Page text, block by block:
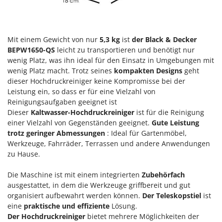
Klimaanlagen – Klimageräte
Knochensägen
Kompressoren - elektrisch
Kompressoren für Ernte und Baumschnitt
Kreiseleggen
Küchenreiben - elektrisch
Kükenaufzuchtboxen
L
Laderampe aus Aluminium
Laubsauger - Laubbläser
Luftentfeuchter
Luftkühler
EcoFlow
Edilmark
Effeuno
Einhell
Elegen
Energy Gruppi
Enotecnica Pillan
Eschenfelder
EuroMech
Eurosystems
F
FAC
Fama Industrie
Mit einem Gewicht von nur 5,3 kg ist der Black & Decker
BEPW1650-QS leicht zu transportieren und benötigt nur
wenig Platz, was ihn ideal für den Einsatz in Umgebungen mit
wenig Platz macht. Trotz seines kompakten Designs geht
dieser Hochdruckreiniger keine Kompromisse bei der
Leistung ein, so dass er für eine Vielzahl von
Reinigungsaufgaben geeignet ist
Dieser Kaltwasser-Hochdruckreiniger ist für die Reinigung
einer Vielzahl von Gegenständen geeignet. Gute Leistung
trotz geringer Abmessungen : Ideal für Gartenmöbel,
Werkzeuge, Fahrräder, Terrassen und andere Anwendungen
zu Hause.
Die Maschine ist mit einem integrierten Zubehörfach
ausgestattet, in dem die Werkzeuge griffbereit und gut
organisiert aufbewahrt werden können. Der Teleskopstiel ist
eine praktische und effiziente Lösung.
Der Hochdruckreiniger bietet mehrere Möglichkeiten der